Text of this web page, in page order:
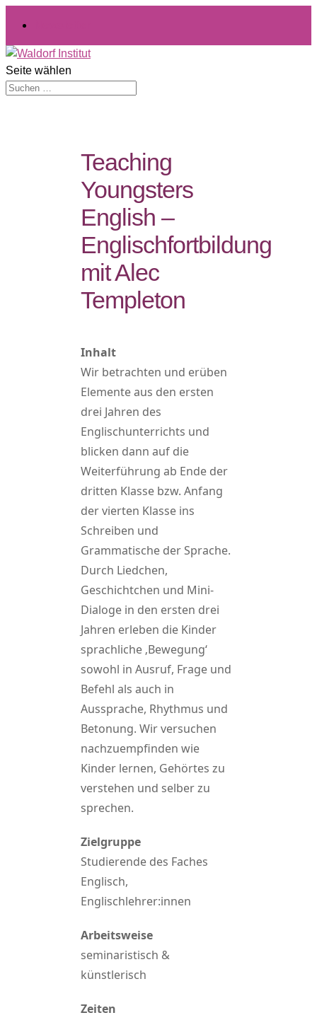
Seite wählen
Teaching
Youngsters
English –
Englischfortbildung
mit Alec
Templeton
Inhalt
Wir betrachten und erüben
Elemente aus den ersten
drei Jahren des
Englischunterrichts und
blicken dann auf die
Weiterführung ab Ende der
dritten Klasse bzw. Anfang
der vierten Klasse ins
Schreiben und
Grammatische der Sprache.
Durch Liedchen,
Geschichtchen und Mini-
Dialoge in den ersten drei
Jahren erleben die Kinder
sprachliche ‚Bewegung‘
sowohl in Ausruf, Frage und
Befehl als auch in
Aussprache, Rhythmus und
Betonung. Wir versuchen
nachzuempfinden wie
Kinder lernen, Gehörtes zu
verstehen und selber zu
sprechen.
Zielgruppe
Studierende des Faches
Englisch,
Englischlehrer:innen
Arbeitsweise
seminaristisch &
künstlerisch
Zeiten